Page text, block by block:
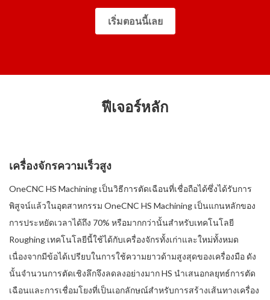
เริ่มตอนนี้เลย
ฟีเจอร์หลัก
เครื่องจักรความเร็วสูง
OneCNC HS Machining เป็นวิธีการตัดเฉือนที่เชื่อถือได้ซึ่งได้รับการ
พิสูจน์แล้วในอุตสาหกรรม OneCNC HS Machining เป็นแกนหลักของ
การประหยัดเวลาได้ถึง 70% หรือมากกว่านั้นสำหรับเทคโนโลยี
Roughing เทคโนโลยีนี้ใช้ได้กับเครื่องจักรทั้งเก่าและใหม่ทั้งหมด
เนื่องจากมีข้อได้เปรียบในการใช้ความยาวด้ามสูงสุดของเครื่องมือ ดัง
นั้นจำนวนการตัดเชิงลึกจึงลดลงอย่างมาก HS นำเสนอกลยุทธ์การตัด
เฉือนและการเชื่อมโยงที่เป็นเอกลักษณ์สำหรับการสร้างเส้นทางเครื่อง